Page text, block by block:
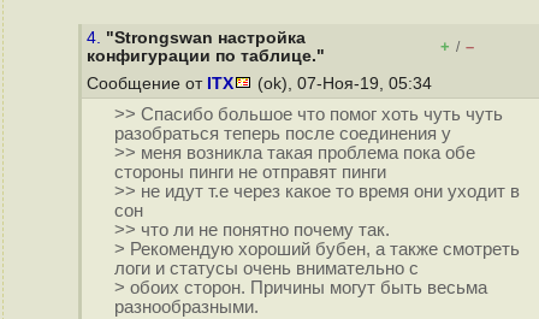
4. "Strongswan настройка
конфигурации по таблице."
+ / –
Сообщение от ITX (ok), 07-Ноя-19, 05:34
>> Спасибо большое что помог хоть чуть чуть
разобраться теперь после соединения у
>> меня возникла такая проблема пока обе
стороны пинги не отправят пинги
>> не идут т.е через какое то время они уходит в
сон
>> что ли не понятно почему так.
> Рекомендую хороший бубен, а также смотреть
логи и статусы очень внимательно с
> обоих сторон. Причины могут быть весьма
разнообразными.